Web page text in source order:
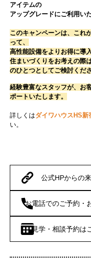
アイテムの
アップグレードにご利用い
このキャンペーンは、これ
って、
高性能設備をよりお得に導
住まいづくりをお考えの際
のひとつとしてご検討くださ
経験豊富なスタッフが、お
ポートいたします。
詳しくはダイワハウスHS新
い。
公式HPからの
お電話でのご予約・
見学・相談予約は